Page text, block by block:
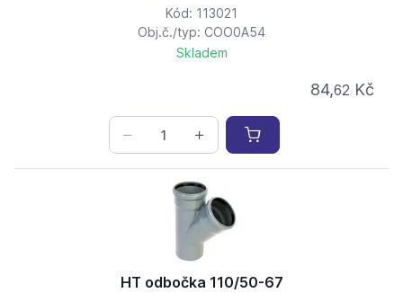
Kód: 113021
Obj.č./typ: COO0A54
Skladem
84,62 Kč
HT odbočka 110/50-67